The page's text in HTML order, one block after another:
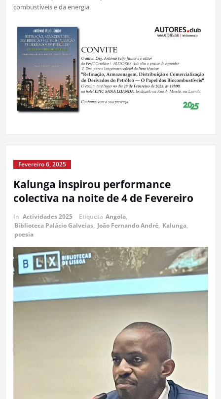
combustíveis e da energia.
Fevereiro 6, 2025
Kalunga inspirou performance
colectiva na noite de 4 de Fevereiro
In Actividades 2025 Etiqueta Angola,
Biblioteca Palácio Galveias, João Fernando André, Kalunga,
poesia